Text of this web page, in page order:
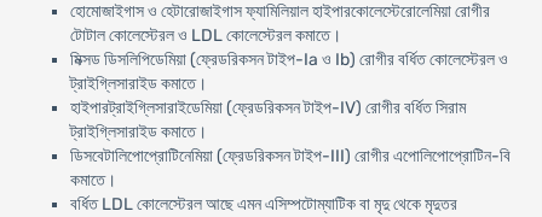
হোমোজাইগাস ও হেটারোজাইগাস ফ্যামিলিয়াল হাইপারকোলেস্টেরোলেমিয়া রোগীর
টোটাল কোলেস্টেরল ও LDL কোলেস্টেরল কমাতে।
মিক্সড ডিসলিপিডেমিয়া (ফ্রেডরিকসন টাইপ-Ia ও Ib) রোগীর বর্ধিত কোলেস্টেরল ও
ট্রাইগ্লিসারাইড কমাতে।
হাইপারট্রাইগ্লিসারাইডেমিয়া (ফ্রেডরিকসন টাইপ-IV) রোগীর বর্ধিত সিরাম
ট্রাইগ্লিসারাইড কমাতে।
ডিসবেটালিপোপ্রোটিনেমিয়া (ফ্রেডরিকসন টাইপ-III) রোগীর এপোলিপোপ্রোটিন-বি
কমাতে।
বর্ধিত LDL কোলেস্টেরল আছে এমন এসিম্পটোম্যাটিক বা মৃদু থেকে মৃদুতর